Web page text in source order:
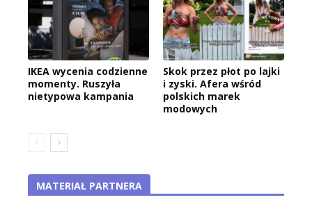
IKEA wycenia codzienne
momenty. Ruszyła
nietypowa kampania
Skok przez płot po lajki
i zyski. Afera wśród
polskich marek
modowych
MATERIAŁ PARTNERA